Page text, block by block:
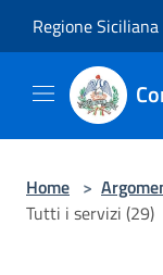
Regione Siciliana
Home >
Tutti i servizi (29)